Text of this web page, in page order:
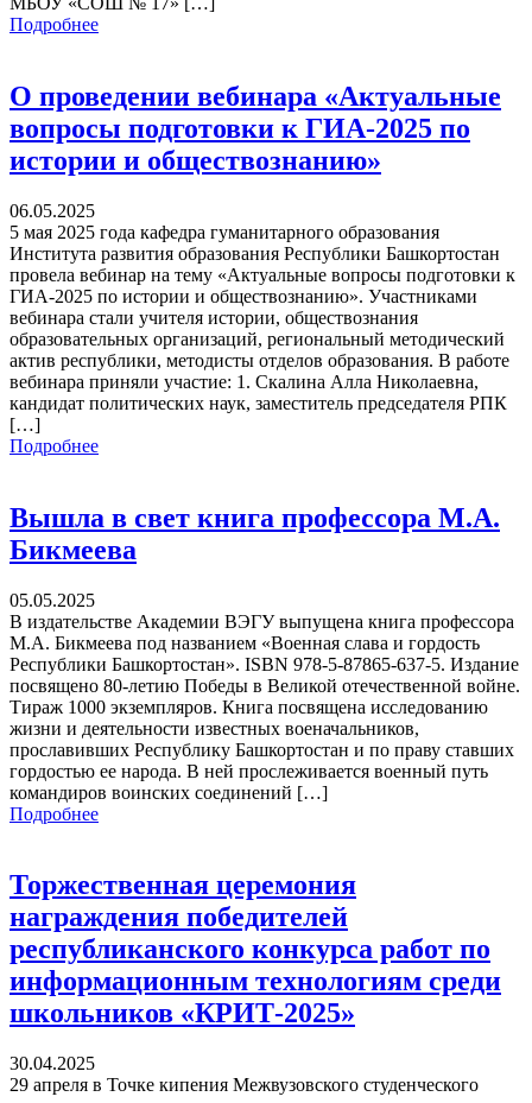
Подробнее
О проведении вебинара «Актуальные
вопросы подготовки к ГИА-2025 по
истории и обществознанию»
06.05.2025
5 мая 2025 года кафедра гуманитарного образования
Института развития образования Республики Башкортостан
провела вебинар на тему «Актуальные вопросы подготовки к
ГИА-2025 по истории и обществознанию». Участниками
вебинара стали учителя истории, обществознания
образовательных организаций, региональный методический
актив республики, методисты отделов образования. В работе
вебинара приняли участие: 1. Скалина Алла Николаевна,
кандидат политических наук, заместитель председателя РПК
[…]
Подробнее
Вышла в свет книга профессора М.А.
Бикмеева
05.05.2025
В издательстве Академии ВЭГУ выпущена книга профессора
М.А. Бикмеева под названием «Военная слава и гордость
Республики Башкортостан». ISBN 978-5-87865-637-5. Издание
посвящено 80-летию Победы в Великой отечественной войне.
Тираж 1000 экземпляров. Книга посвящена исследованию
жизни и деятельности известных военачальников,
прославивших Республику Башкортостан и по праву ставших
гордостью ее народа. В ней прослеживается военный путь
командиров воинских соединений […]
Подробнее
Торжественная церемония
награждения победителей
республиканского конкурса работ по
информационным технологиям среди
школьников «КРИТ-2025»
30.04.2025
29 апреля в Точке кипения Межвузовского студенческого